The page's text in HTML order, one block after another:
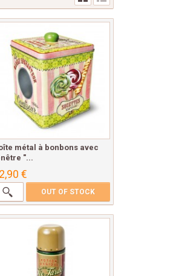
métal à bonbons avec
"...
€
OUT OF STOCK